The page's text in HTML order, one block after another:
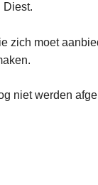
Diest.
zich moet
niet werden